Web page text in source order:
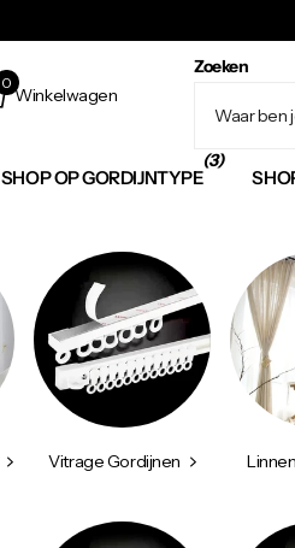
Zoeken
0
Winkelwagen
SHOP OP GORDIJNTYPE
(3)
Vitrage Gordijnen